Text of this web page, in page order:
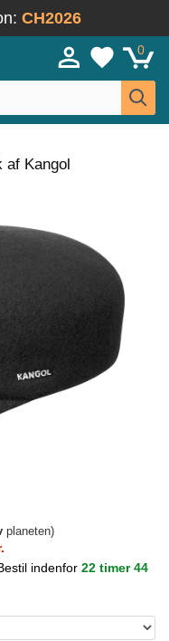
CH2026
0
af Kangol
planeten)
indenfor 22 timer 44